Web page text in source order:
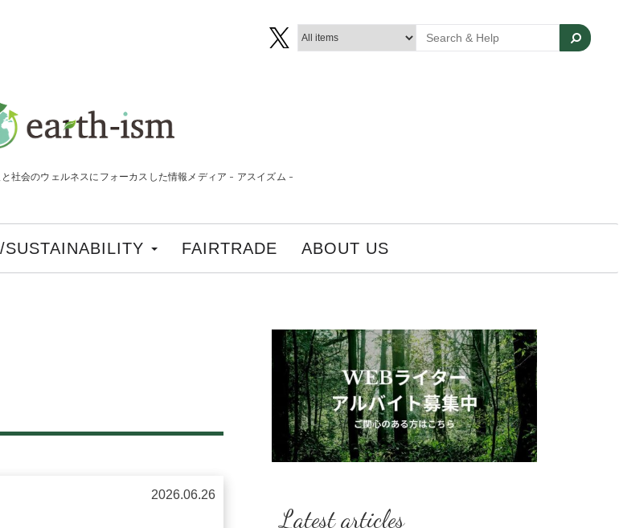
社会のウェルネスにフォーカスした情報メディア - アスイズム -
SUSTAINABILITY FAIRTRADE ABOUT US
2026.06.26
Latest articles